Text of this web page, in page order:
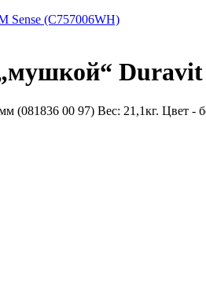
Sense (C757006WH)
(081836 00 97) Вес: 21,1кг. Цвет -